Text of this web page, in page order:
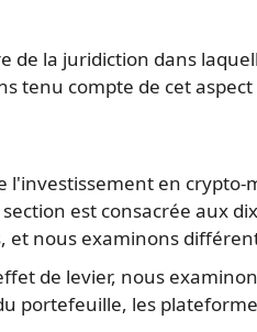
la juridiction dans
tenu compte de cet
l'investissement en
est consacrée aux
nous examinons
de levier, nous
portefeuille, les